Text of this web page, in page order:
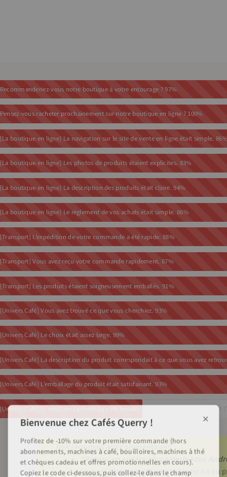
Recommanderiez-vous notre boutique à votre entourage ?97%
Pensez-vous racheter prochainement sur notre boutique en ligne ? 100%
[La boutique en ligne] La navigation sur le site de vente en ligne était simple.
[La boutique en ligne] Les photos de produits étaient explicites. 83%
[La boutique en ligne] La description des produits était claire.94%
[La boutique en ligne] Le règlement de vos achats était simple. 86%
[Transport] L’expédition de votre commande a été rapide. 88%
[Transport] Vous avez reçu votre commande rapidement. 87%
[Transport] Les produits étaient soigneusement emballés. 91%
[Univers Café] Vous avez trouvé ce que vous cherchiez.93%
[Univers Café] Le choix était assez large. 99%
[Univers Café] La description du produit correspondait à ce que vous avez
[Univers Café] L’emballage du produit était satisfaisant.93%
[Univers Café] Si vous avez acheté du café moulu, êtes-vous satisfait de la taille
Nos réponses aux commentaires
“Retour en arrière plus simple sous
Ceci est directement un problème lié au
×
Bienvenue chez Cafés Querry !
Profitez de -10% sur votre première commande (hors
abonnements, machines à café, bouilloires, machines à thé
et chèques cadeau et offres promotionnelles en cours).
Copiez le code ci-dessous, puis collez-le dans le champ